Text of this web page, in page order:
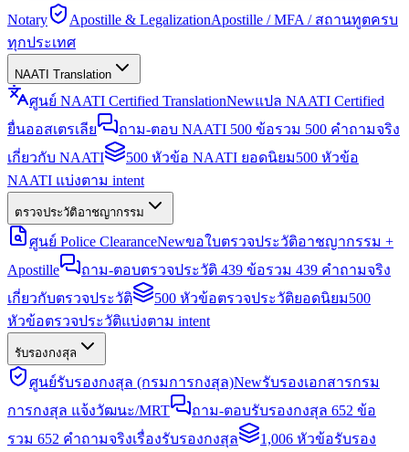
Notary
Apostille & LegalizationApostille / MFA / สถานทูตครบ
ทุกประเทศ
NAATI Translation
ศูนย์ NAATI Certified TranslationNewแปล NAATI Certified
ยื่นออสเตรเลีย
ถาม-ตอบ NAATI 500 ข้อรวม 500 คำถามจริง
เกี่ยวกับ NAATI
500 หัวข้อ NAATI ยอดนิยม500 หัวข้อ
NAATI แบ่งตาม intent
ตรวจประวัติอาชญากรรม
ศูนย์ Police ClearanceNewขอใบตรวจประวัติอาชญากรรม +
Apostille
ถาม-ตอบตรวจประวัติ 439 ข้อรวม 439 คำถามจริง
เกี่ยวกับตรวจประวัติ
500 หัวข้อตรวจประวัติยอดนิยม500
หัวข้อตรวจประวัติแบ่งตาม intent
รับรองกงสุล
ศูนย์รับรองกงสุล (กรมการกงสุล)Newรับรองเอกสารกรม
การกงสุล แจ้งวัฒนะ/MRT
ถาม-ตอบรับรองกงสุล 652 ข้อ
รวม 652 คำถามจริงเรื่องรับรองกงสุล
1,006 หัวข้อรับรอง